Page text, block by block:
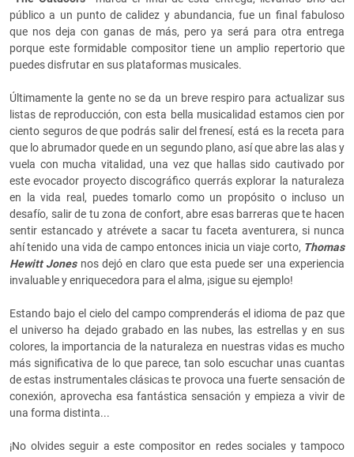
público a un punto de calidez y abundancia, fue un final fabuloso
que nos deja con ganas de más, pero ya será para otra entrega
porque este formidable compositor tiene un amplio repertorio que
puedes disfrutar en sus plataformas musicales.
Últimamente la gente no se da un breve respiro para actualizar sus
listas de reproducción, con esta bella musicalidad estamos cien por
ciento seguros de que podrás salir del frenesí, está es la receta para
que lo abrumador quede en un segundo plano, así que abre las alas y
vuela con mucha vitalidad, una vez que hallas sido cautivado por
este evocador proyecto discográfico querrás explorar la naturaleza
en la vida real, puedes tomarlo como un propósito o incluso un
desafío, salir de tu zona de confort, abre esas barreras que te hacen
sentir estancado y atrévete a sacar tu faceta aventurera, si nunca
ahí tenido una vida de campo entonces inicia un viaje corto, Thomas
Hewitt Jones nos dejó en claro que esta puede ser una experiencia
invaluable y enriquecedora para el alma, ¡sigue su ejemplo!
Estando bajo el cielo del campo comprenderás el idioma de paz que
el universo ha dejado grabado en las nubes, las estrellas y en sus
colores, la importancia de la naturaleza en nuestras vidas es mucho
más significativa de lo que parece, tan solo escuchar unas cuantas
de estas instrumentales clásicas te provoca una fuerte sensación de
conexión, aprovecha esa fantástica sensación y empieza a vivir de
una forma distinta...
¡No olvides seguir a este compositor en redes sociales y tampoco